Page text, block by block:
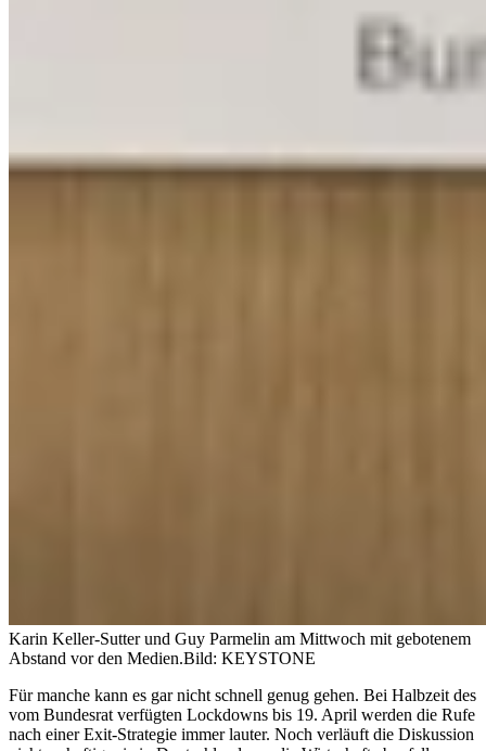
Karin Keller-Sutter und Guy Parmelin am Mittwoch mit gebotenem
Abstand vor den Medien.Bild: KEYSTONE
Für manche kann es gar nicht schnell genug gehen. Bei Halbzeit des
vom Bundesrat verfügten Lockdowns bis 19. April werden die Rufe
nach einer Exit-Strategie immer lauter. Noch verläuft die Diskussion